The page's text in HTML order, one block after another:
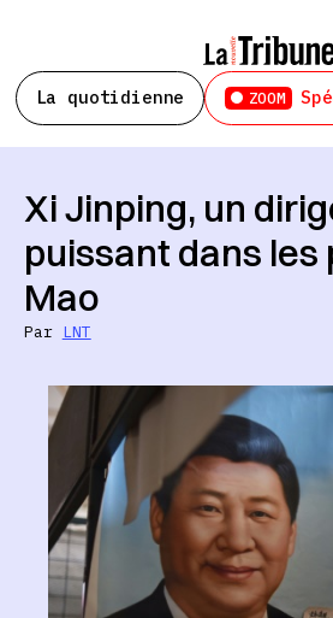
La quotidienne ZOOM
Xi Jinping, un
puissant dans les
Mao
Par LNT